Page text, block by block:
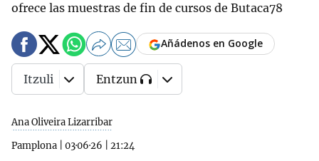
ofrece las muestras de fin de cursos de Butaca78
Ana Oliveira Lizarribar
Pamplona
03·06·26 21:24
Añádenos en Google
Itzuli Entzun